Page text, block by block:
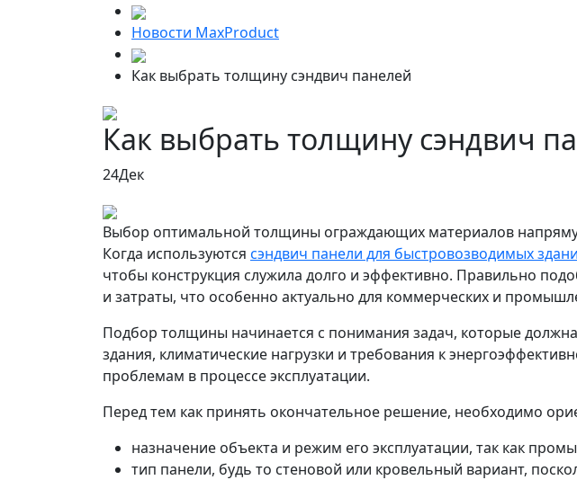
Новости MaxProduct
Как выбрать толщину сэндвич панелей
Как выбрать толщину сэндвич
24Дек
Выбор оптимальной толщины ограждающих материалов
Когда используются сэндвич панели для быстровозводимых
чтобы конструкция служила долго и эффективно. Правильно
и затраты, что особенно актуально для коммерческих и
Подбор толщины начинается с понимания задач, которые
здания, климатические нагрузки и требования к
проблемам в процессе эксплуатации.
Перед тем как принять окончательное решение, необходимо
назначение объекта и режим его эксплуатации, так как
тип панели, будь то стеновой или кровельный вариант,